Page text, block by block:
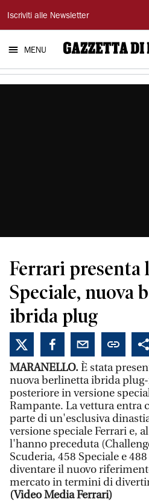
Gazzetta
di
Modena
Iscriviti alle Newsletter
MENU
Ferrari presenta
Speciale, nuova
ibrida plug
MARANELLO.È stata
nuova berlinetta ibrida
posteriore in versione
Rampante. La vettura entra
parte di un'esclusiva
versione speciale Ferrari e,
l'hanno preceduta
Scuderia, 458 Speciale e
diventare il nuovo
mercato in termini di
(Video Media Ferrari)